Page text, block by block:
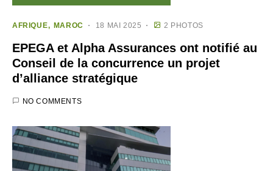
AFRIQUE MAROC 18 MAI 2025 2 PHOTOS
EPEGA et Alpha Assurances ont notifié au
Conseil de la concurrence un projet
d’alliance stratégique
NO COMMENTS